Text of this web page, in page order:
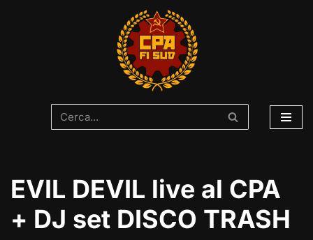
EVIL DEVIL live al CPA
+ DJ set DISCO TRASH